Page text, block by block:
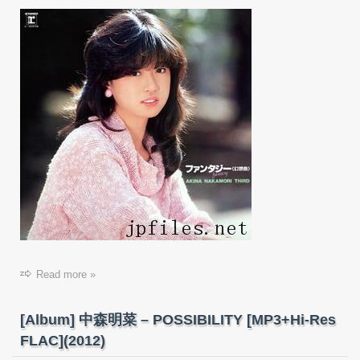
Read more »
[Album] 中森明菜 – POSSIBILITY [MP3+Hi-Res
FLAC](2012)